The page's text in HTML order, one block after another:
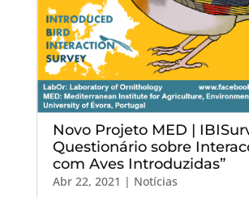
Novo Projeto MED |
Questionário sobre
com Aves Introduzidas”
Abr 22, 2021 | Notícias